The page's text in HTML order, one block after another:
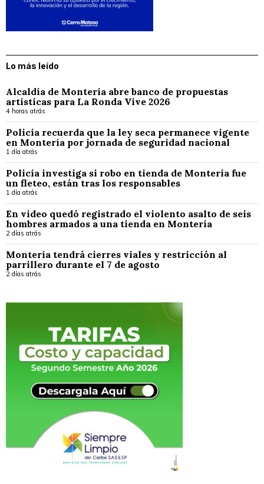
Lo más leído
Alcaldía de Montería abre banco de propuestas
artísticas para La Ronda Vive 2026
4 horas atrás
Policía recuerda que la ley seca permanece vigente
en Montería por jornada de seguridad nacional
1 día atrás
Policía investiga si robo en tienda de Montería fue
un fleteo, están tras los responsables
1 día atrás
En video quedó registrado el violento asalto de seis
hombres armados a una tienda en Montería
2 días atrás
Montería tendrá cierres viales y restricción al
parrillero durante el 7 de agosto
2 días atrás